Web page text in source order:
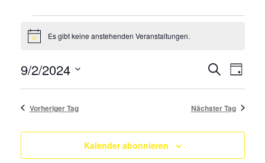
for
2.
September
2024
Notice Es gibt keine anstehenden Veranstaltungen.
Such-
Suche
Tag
9/2/2024
Wählen
Datum
Vorheriger Tag Nächster Tag
Kalender abonnieren